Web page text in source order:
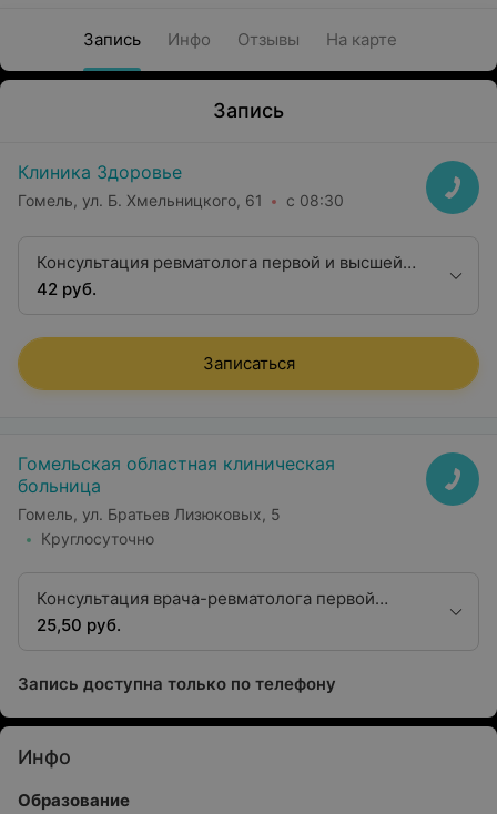
Запись Инфо Отзывы На карте
Запись
Клиника Здоровье
Гомель, ул. Б. Хмельницкого, 61 с 08:30
Консультация ревматолога первой и высшей
категории
42 руб.
Записаться
Гомельская областная клиническая
больница
Гомель, ул. Братьев Лизюковых, 5
Круглосуточно
Консультация врача-ревматолога первой
квалификационной категории
25,50 руб.
Запись доступна только по телефону
Инфо
Образование